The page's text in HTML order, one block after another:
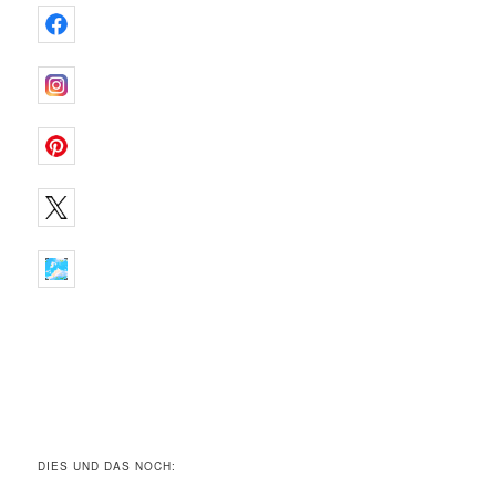
DIES UND DAS NOCH: